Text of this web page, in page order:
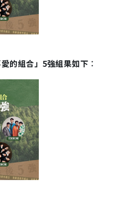
的組合」5強組果如下︰